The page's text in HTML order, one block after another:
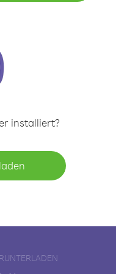
installiert?